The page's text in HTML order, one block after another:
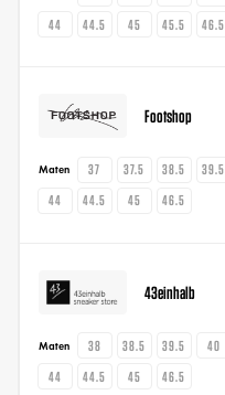
44
44.5 45 45.5 46.5
Footshop
Maten 37 37.5 38.5 39.5
44
44.5 45 46.5
43einhalb
Maten 38 38.5 39.5 40
44
44.5 45 46.5